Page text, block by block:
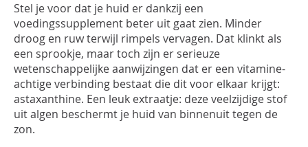
Stel je voor dat je huid er dankzij een
voedingssupplement beter uit gaatzien. Minder
droog en ruw terwijl rimpels vervagen. Dat klinkt als
een sprookje, maar toch zijn er serieuze
wetenschappelijke aanwijzingen dat er een vitamine-
achtigeverbinding bestaat die dit voor elkaar krijgt:
astaxanthine. Een leuk extraatje: dezeveelzijdige stof
uit algen beschermt je huid van binnenuit tegen de
zon.